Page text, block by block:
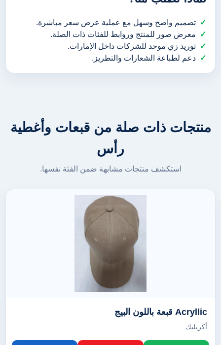
تصميم واضح وسهل مع عملية عرض سعر مباشرة.
معرض صور للمنتج وروابط للفئات ذات الصلة.
توريد زي موحد للشركات داخل الإمارات.
دعم لطباعة الشعارات والتطريز.
منتجات ذات صلة من قبعات وأغطية
رأس
استكشف منتجات مشابهة ضمن الفئة نفسها.
Acryllic قبعة باللون البيج
أكريليك